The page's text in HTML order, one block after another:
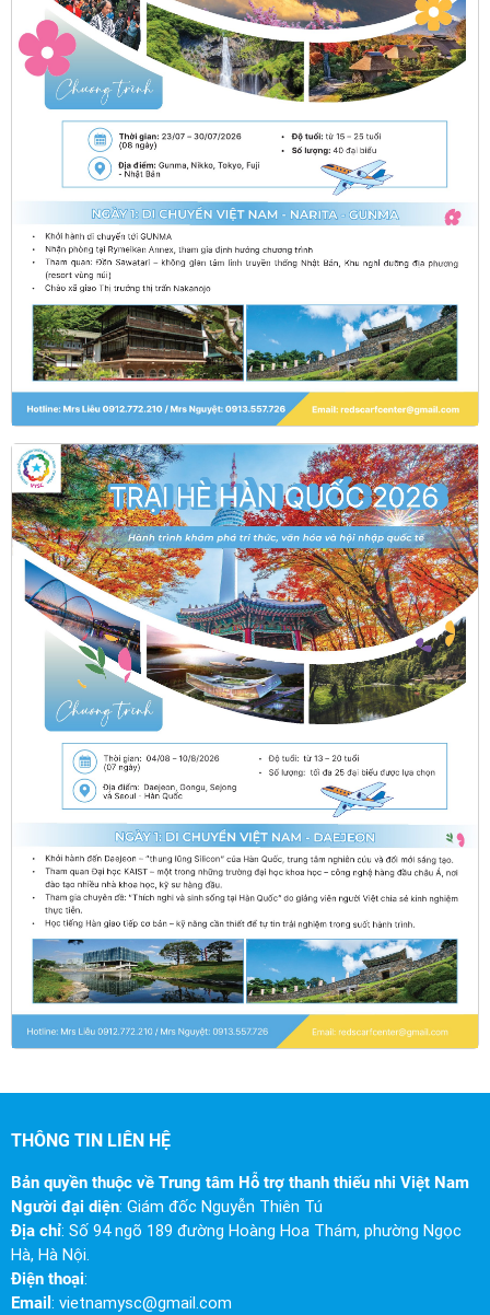
THÔNG TIN LIÊN HỆ
Bản quyền thuộc về Trung tâm Hỗ trợ thanh thiếu nhi Việt Nam
Người đại diện: Giám đốc Nguyễn Thiên Tú
Địa chỉ: Số 94 ngõ 189 đường Hoàng Hoa Thám, phường Ngọc
Hà, Hà Nội.
Điện thoại:
Email : vietnamysc@gmail.com